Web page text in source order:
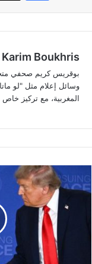
Karim Boukhris
بوقريس كريم صحفي
وسائل إعلام مثل "لو
المغربية، مع تركيز
السلام
بين